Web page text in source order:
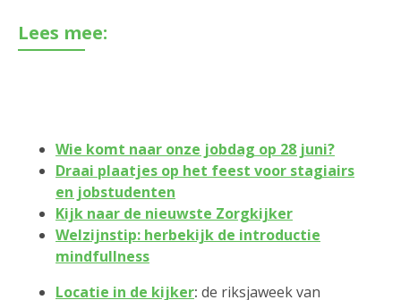
Lees mee:
Wie komt naar onze jobdag op 28 juni?
Draai plaatjes op het feest voor stagiairs
en jobstudenten
Kijk naar de nieuwste Zorgkijker
Welzijnstip: herbekijk de introductie
mindfullness
Locatie in de kijker: de riksjaweek van